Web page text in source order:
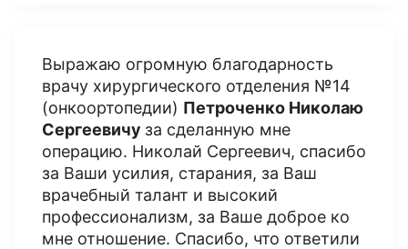
Выражаю огромную благодарность
врачу хирургического отделения №14
(онкоортопедии) Петроченко Николаю
Сергеевичу за сделанную мне
операцию. Николай Сергеевич, спасибо
за Ваши усилия, старания, за Ваш
врачебный талант и высокий
профессионализм, за Ваше доброе ко
мне отношение. Спасибо, что ответили